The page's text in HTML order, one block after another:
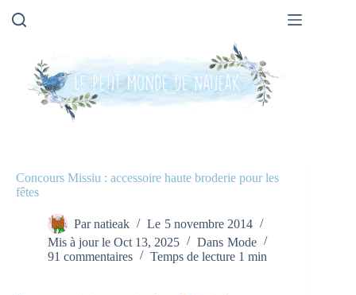
Concours Missiu : accessoire haute broderie pour les
fêtes
Par natieak Le 5 novembre 2014
Mis à jour le Oct 13, 2025 Dans Mode
91 commentaires
Temps de lecture 1 min